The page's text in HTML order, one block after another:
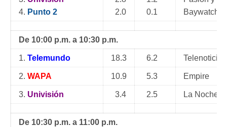
4. Punto 2
2.0
0.1
Baywatch
De 10:00 p.m. a 10:30 p.m.
1. Telemundo 18.3 6.2
2. WAPA 10.9 5.3 Empire
3. Univisión 3.4 2.5 La Noche
De 10:30 p.m. a 11:00 p.m.